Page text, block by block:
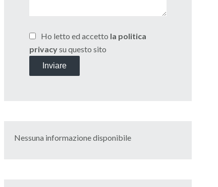
Ho letto ed accetto la politica
privacysu questo sito
Inviare
Nessuna informazione disponibile